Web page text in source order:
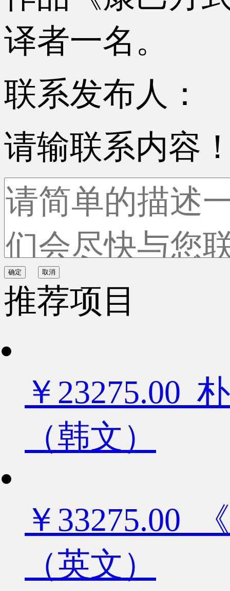
译者一名。
联系发布人：
请输联系内容
确定 取消
推荐项目
￥23275.00
（韩文）
￥33275.00
（英文）